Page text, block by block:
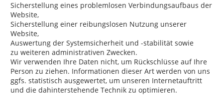
Sicherstellung eines problemlosen Verbindungsaufbaus der
Website,
Sicherstellung einer reibungslosen Nutzung unserer
Website,
Auswertung der Systemsicherheit und -stabilität sowie
zu weiteren administrativen Zwecken.
Wir verwenden Ihre Daten nicht, um Rückschlüsse auf Ihre
Person zu ziehen. Informationen dieser Art werden von uns
ggfs. statistisch ausgewertet, um unseren Internetauftritt
und die dahinterstehende Technik zu optimieren.